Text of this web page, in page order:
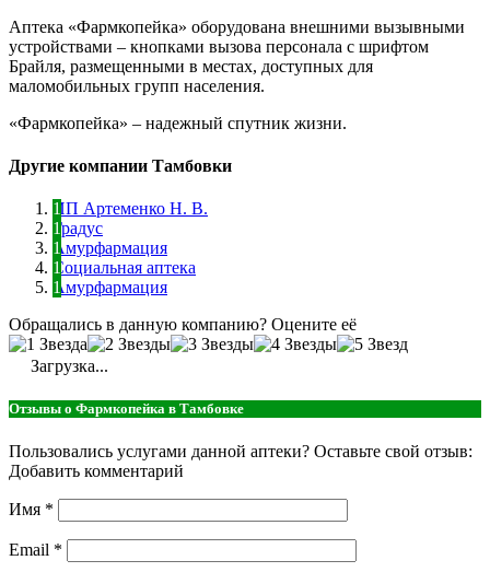
Аптека «Фармкопейка» оборудована внешними вызывными
устройствами – кнопками вызова персонала с шрифтом
Брайля, размещенными в местах, доступных для
маломобильных групп населения.
«Фармкопейка» – надежный спутник жизни.
Другие компании Тамбовки
ИП Артеменко Н. В.
Градус
Амурфармация
Социальная аптека
Амурфармация
Обращались в данную компанию? Оцените её
Загрузка...
Отзывы о Фармкопейка в Тамбовке
Пользовались услугами данной аптеки? Оставьте свой отзыв:
Добавить комментарий
Имя *
Email *